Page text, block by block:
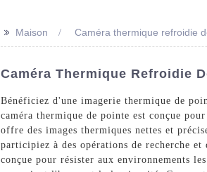
>> Maison Caméra thermique refroidie
Caméra Thermique Refroidie
Bénéficiez d'une imagerie thermique de
caméra thermique de pointe est conçue
offre des images thermiques nettes et
participiez à des opérations de recherche
conçue pour résister aux environnements